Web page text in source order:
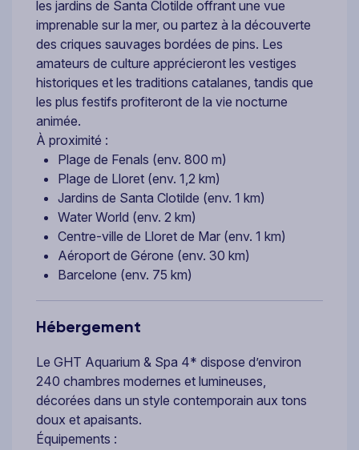
les jardins de Santa Clotilde offrant une vue
imprenable sur la mer, ou partez à la découverte
des criques sauvages bordées de pins. Les
amateurs de culture apprécieront les vestiges
historiques et les traditions catalanes, tandis que
les plus festifs profiteront de la vie nocturne
animée.
À proximité :
Plage de Fenals (env. 800 m)
Plage de Lloret (env. 1,2 km)
Jardins de Santa Clotilde (env. 1 km)
Water World (env. 2 km)
Centre-ville de Lloret de Mar (env. 1 km)
Aéroport de Gérone (env. 30 km)
Barcelone (env. 75 km)
Hébergement
Le GHT Aquarium & Spa 4* dispose d’environ
240 chambres modernes et lumineuses,
décorées dans un style contemporain aux tons
doux et apaisants.
Équipements :